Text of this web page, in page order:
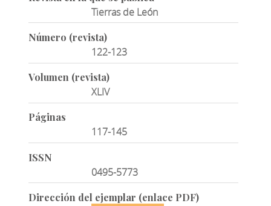
Tierras de León
Número (revista)
122-123
Volumen (revista)
XLIV
Páginas
117-145
ISSN
0495-5773
Dirección del ejemplar (enlace PDF)